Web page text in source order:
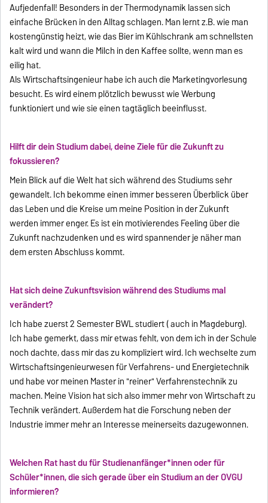
Aufjedenfall! Besonders in der Thermodynamik lassen sich
einfache Brücken in den Alltag schlagen. Man lernt z.B. wie man
kostengünstig heizt, wie das Bier im Kühlschrank am schnellsten
kalt wird und wann die Milch in den Kaffee sollte, wenn man es
eilig hat.
Als Wirtschaftsingenieur habe ich auch die Marketingvorlesung
besucht. Es wird einem plötzlich bewusst wie Werbung
funktioniert und wie sie einen tagtäglich beeinflusst.
Hilft dir dein Studium dabei, deine Ziele für die Zukunft zu
fokussieren?
Mein Blick auf die Welt hat sich während des Studiums sehr
gewandelt. Ich bekomme einen immer besseren Überblick über
das Leben und die Kreise um meine Position in der Zukunft
werden immer enger. Es ist ein motivierendes Feeling über die
Zukunft nachzudenken und es wird spannender je näher man
dem ersten Abschluss kommt.
Hat sich deine Zukunftsvision während des Studiums mal
verändert?
Ich habe zuerst 2 Semester BWL studiert ( auch in Magdeburg).
Ich habe gemerkt, dass mir etwas fehlt, von dem ich in der Schule
noch dachte, dass mir das zu kompliziert wird. Ich wechselte zum
Wirtschaftsingenieurwesen für Verfahrens- und Energietechnik
und habe vor meinen Master in "reiner" Verfahrenstechnik zu
machen. Meine Vision hat sich also immer mehr von Wirtschaft zu
Technik verändert. Außerdem hat die Forschung neben der
Industrie immer mehr an Interesse meinerseits dazugewonnen.
Welchen Rat hast du für Studienanfänger*innen oder für
Schüler*innen, die sich gerade über ein Studium an der OVGU
informieren?